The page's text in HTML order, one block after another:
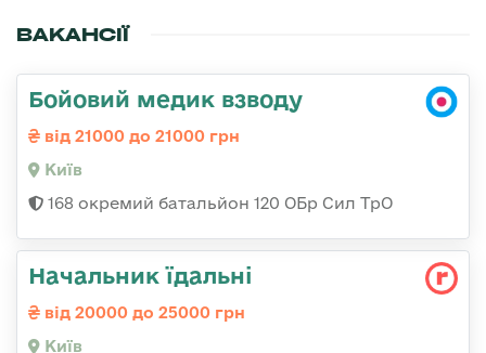
ВАКАНСІЇ
Бойовий медик взводу
від 21000 до 21000 грн
Київ
168 окремий батальйон 120 ОБр Cил ТрО
Начальник їдальні
від 20000 до 25000 грн
Київ